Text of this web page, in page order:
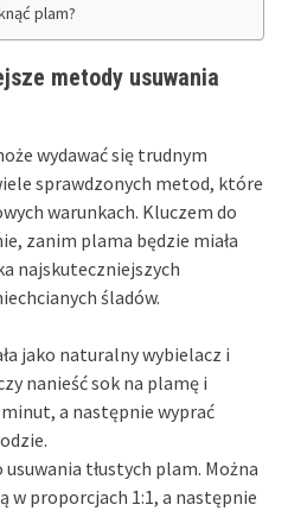
plam?
metody usuwania
wydawać się trudnym
sprawdzonych metod, które
warunkach. Kluczem do
zanim plama będzie miała
najskuteczniejszych
śladów.
jako naturalny wybielacz i
nanieść sok na plamę i
a następnie wyprać
usuwania tłustych plam. Można
w proporcjach 1:1, a następnie